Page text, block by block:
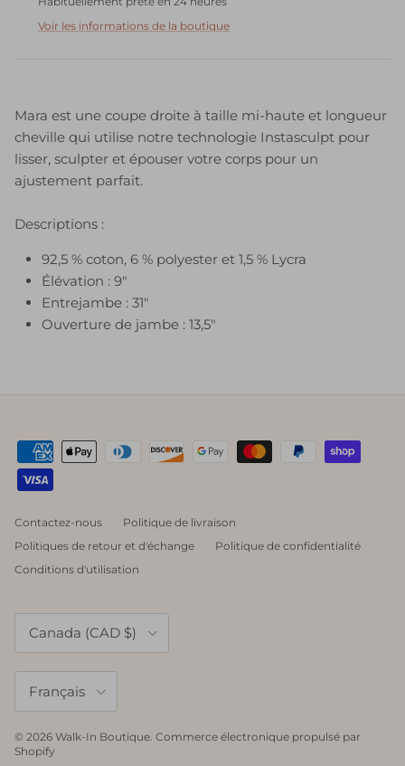
Voir les informations de la boutique
Mara est une coupe droite à taille mi-haute et longueur
cheville qui utilise notre technologie Instasculpt pour
lisser, sculpter et épouser votre corps pour un
ajustement parfait.
Descriptions :
92,5 % coton, 6 % polyester et 1,5 % Lycra
Élévation : 9"
Entrejambe : 31"
Ouverture de jambe : 13,5"
Contactez-nous
Politique de livraison
Politiques de retour et d'échange
Politique de confidentialité
Conditions d'utilisation
Canada (CAD $)
Français
© 2026 Walk-In Boutique Commerce électronique propulsé par
Shopify